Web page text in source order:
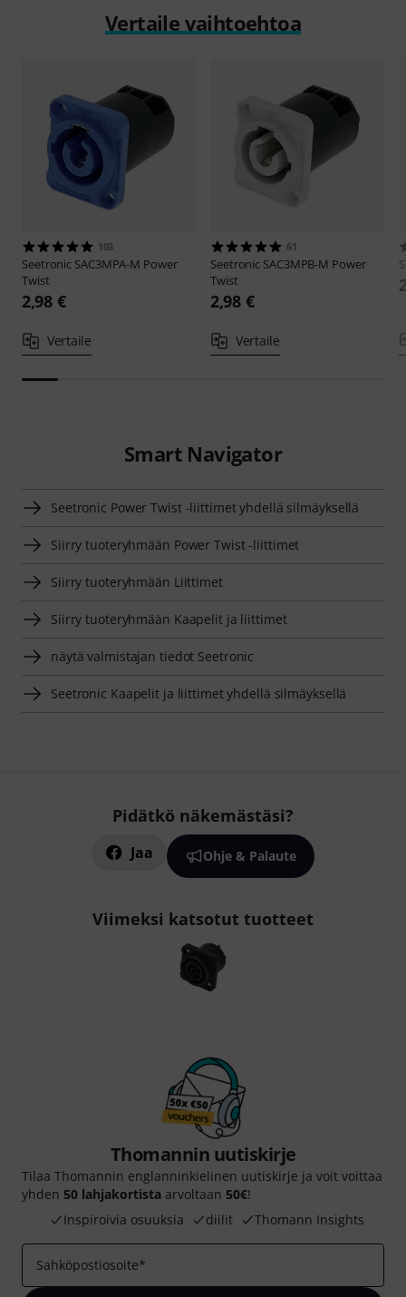
Vertaile vaihtoehtoa
103
Seetronic SAC3MPA-M Power
Twist
2,98 €
Vertaile
61
Seetronic SAC3MPB-M Power
Twist
2,98 €
Vertaile
Smart Navigator
Seetronic Power Twist -liittimet yhdellä silmäyksellä
Siirry tuoteryhmään Power Twist -liittimet
Siirry tuoteryhmään Liittimet
Siirry tuoteryhmään Kaapelit ja liittimet
näytä valmistajan tiedot Seetronic
Seetronic Kaapelit ja liittimet yhdellä silmäyksellä
Pidätkö näkemästäsi?
Jaa Ohje & Palaute
Viimeksi katsotut tuotteet
Thomannin uutiskirje
Tilaa Thomannin englanninkielinen uutiskirje ja voit voittaa
yhden 50 lahjakortista arvoltaan 50€!
Inspiroivia osuuksia
diilit Thomann Insights
Sahköpostiosoite*